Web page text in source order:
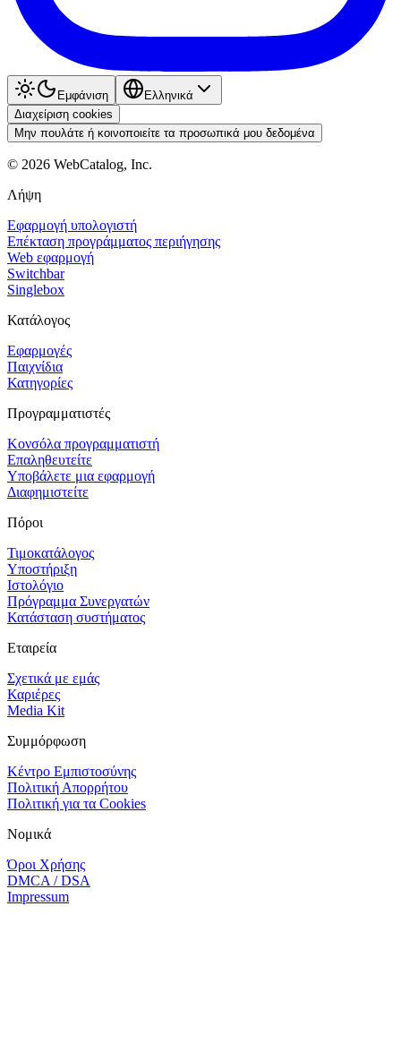
Εμφάνιση
Ελληνικά
Διαχείριση cookies
Μην πουλάτε ή κοινοποιείτε τα προσωπικά μου δεδομένα
© 2026 WebCatalog, Inc.
Λήψη
Εφαρμογή υπολογιστή
Επέκταση προγράμματος περιήγησης
Web εφαρμογή
Switchbar
Singlebox
Κατάλογος
Εφαρμογές
Παιχνίδια
Κατηγορίες
Προγραμματιστές
Κονσόλα προγραμματιστή
Επαληθευτείτε
Υποβάλετε μια εφαρμογή
Διαφημιστείτε
Πόροι
Τιμοκατάλογος
Υποστήριξη
Ιστολόγιο
Πρόγραμμα Συνεργατών
Κατάσταση συστήματος
Εταιρεία
Σχετικά με εμάς
Καριέρες
Media Kit
Συμμόρφωση
Κέντρο Εμπιστοσύνης
Πολιτική Απορρήτου
Πολιτική για τα Cookies
Νομικά
Όροι Χρήσης
DMCA / DSA
Impressum